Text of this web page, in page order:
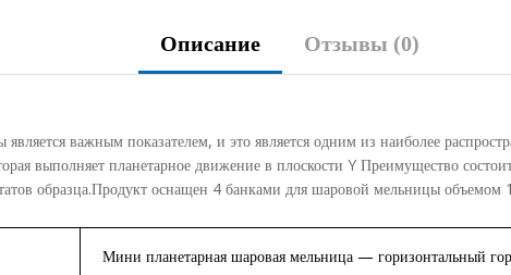
Описание Отзывы (0)
является важным показателем, и это является одним из наиболее
выполняет планетарное движение в плоскости Y Преимущество
образца.Продукт оснащен 4 банками для шаровой мельницы
Мини планетарная шаровая мельница — горизонтальный